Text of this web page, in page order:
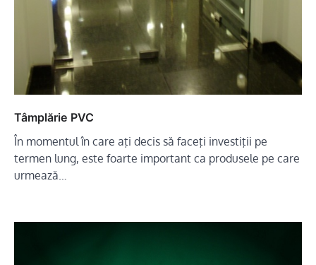
Tâmplărie PVC
În momentul în care aţi decis să faceţi investiţii pe
termen lung, este foarte important ca produsele pe care
urmează…